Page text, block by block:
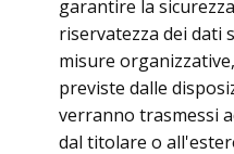
garantire la
riservatezza dei dati
misure
previste dalle
verranno trasmessi
dal titolare o